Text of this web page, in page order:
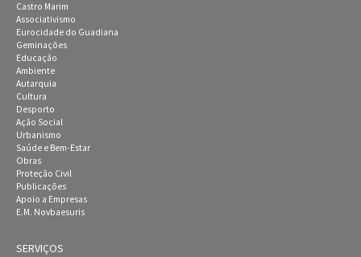
Castro Marim
Associativismo
Eurocidade do Guadiana
Geminações
Educação
Ambiente
Autarquia
Cultura
Desporto
Ação Social
Urbanismo
Saúde e Bem-Estar
Obras
Proteção Civil
Publicações
Apoio a Empresas
E.M. Novbaesuris
SERVIÇOS